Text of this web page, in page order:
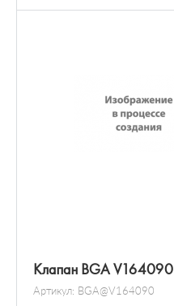
Клапан BGA V164090
Артикул: BGA@V164090